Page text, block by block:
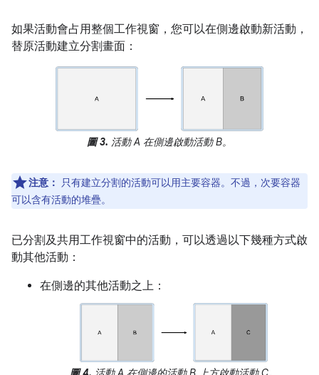
如果活動會占用整個工作視窗，您可以在側邊啟動新活動，
替原活動建立分割畫面：
圖 3. 活動 A 在側邊啟動活動 B。
注意： 只有建立分割的活動可以用主要容器。不過，次要容器
可以含有活動的堆疊。
已分割及共用工作視窗中的活動，可以透過以下幾種方式啟
動其他活動：
在側邊的其他活動之上：